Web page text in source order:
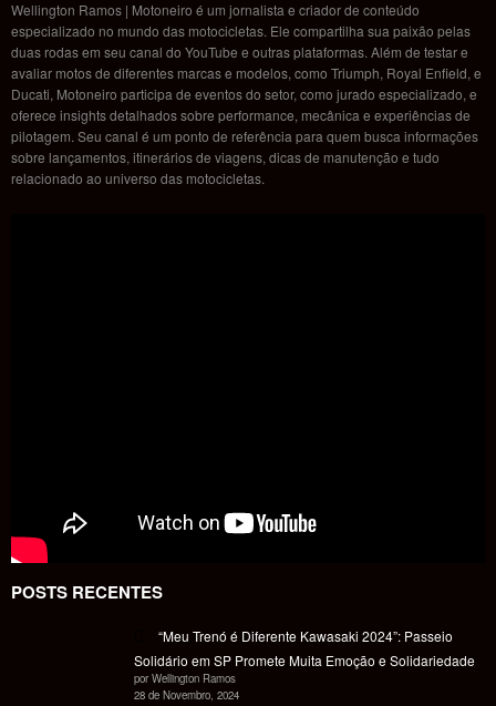
Wellington Ramos | Motoneiro é um jornalista e criador de conteúdo
especializado no mundo das motocicletas. Ele compartilha sua paixão pelas
duas rodas em seu canal do YouTube e outras plataformas. Além de testar e
avaliar motos de diferentes marcas e modelos, como Triumph, Royal Enfield, e
Ducati, Motoneiro participa de eventos do setor, como jurado especializado, e
oferece insights detalhados sobre performance, mecânica e experiências de
pilotagem. Seu canal é um ponto de referência para quem busca informações
sobre lançamentos, itinerários de viagens, dicas de manutenção e tudo
relacionado ao universo das motocicletas.
POSTS RECENTES
“Meu Trenó é Diferente Kawasaki 2024”: Passeio
Solidário em SP Promete Muita Emoção e Solidariedade
por Wellington Ramos
28 de Novembro, 2024